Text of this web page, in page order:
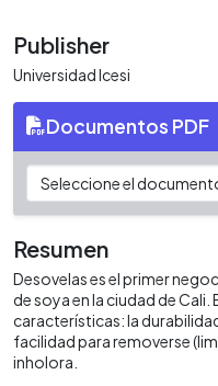
Publisher
Universidad Icesi
Documentos PDF
Resumen
Desovelas es el primer
de soya en la ciudad de Cali.
características: la
facilidad para removerse
inholora.